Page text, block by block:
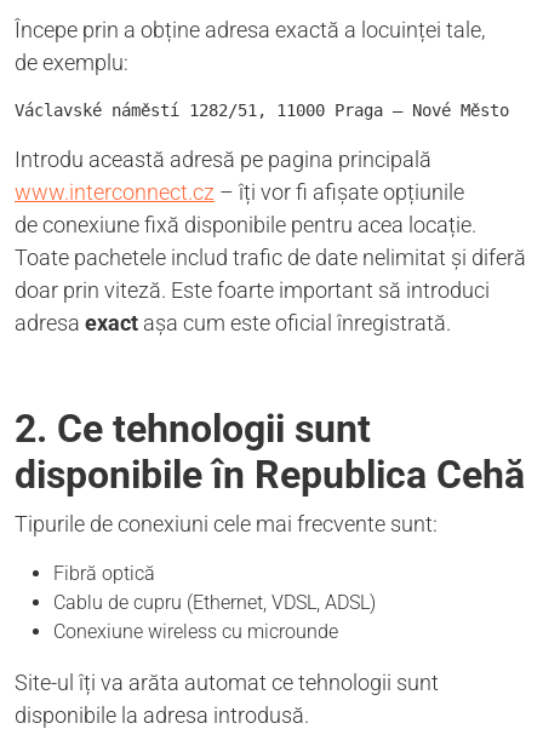
Începe prin a obține adresa exactă a locuinței tale,
de exemplu:
Václavské náměstí 1282/51, 11000 Praga – Nové Město
Introdu această adresă pe pagina principală
www.interconnect.cz – îți vor fi afișate opțiunile
de conexiune fixă disponibile pentru acea locație.
Toate pachetele includ trafic de date nelimitat și diferă
doar prin viteză. Este foarte important să introduci
adresa exact așa cum este oficial înregistrată.
2. Ce tehnologii sunt
disponibile în Republica Cehă
Tipurile de conexiuni cele mai frecvente sunt:
Fibră optică
Cablu de cupru (Ethernet, VDSL, ADSL)
Conexiune wireless cu microunde
Site-ul îți va arăta automat ce tehnologii sunt
disponibile la adresa introdusă.